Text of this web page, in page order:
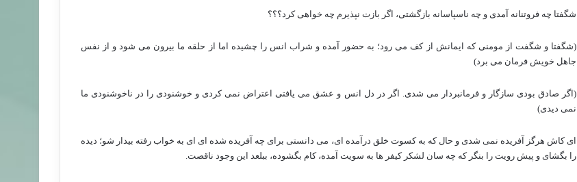
شگفتا چه فروتنانه آمدی و چه ناسپاسانه بازگشتی، اگر بازت نپذیرم چه خواهی کرد؟؟؟
(شگفتا و شگفت از مومنی که ایمانش از کف می رود؛ به حضور آمده و شراب انس را چشیده اما از حلقه ما بیرون می شود و از نفس
جاهل خویش فرمان می برد)
(اگر صادق بودی سازگار و فرمانبردار می شدی. اگر در دل انس و عشق می یافتی اعتراض نمی کردی و خوشنودی را در ناخوشنودی ما
نمی دیدی)
ای کاش هرگز آفریده نمی شدی و حال که به کسوت خلق درآمده ای، می دانستی برای چه آفریده شده ای ای به خواب رفته بیدار شو؛ دیده
را بگشای و پیش رویت را بنگر که چه سان لشکر کیفر ها به سویت آمده، کام بگشوده، ببلعد این وجود ناقصت.